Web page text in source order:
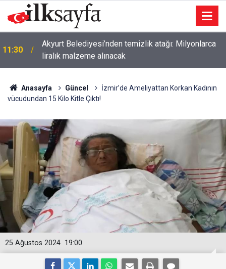
11:30
Akyurt Belediyesi’nden temizlik atağı: Milyonlarca
liralık malzeme alınacak
Anasayfa Güncel
İzmir’de Ameliyattan Korkan Kadının
vücudundan 15 Kilo Kitle Çıktı!
19:00
25 Ağustos 2024